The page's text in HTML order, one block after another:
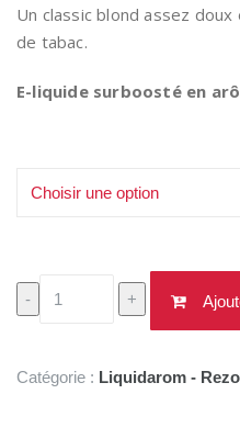
Un classic blond assez
de tabac.
E-liquide surboosté en
-
quantité
de
Blend
+
Catégorie : Liquidarom -